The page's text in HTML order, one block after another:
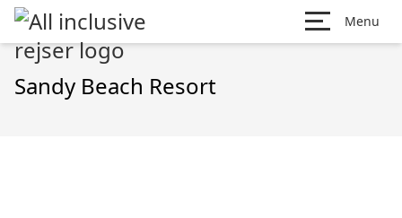
Menu
Sandy Beach Resort